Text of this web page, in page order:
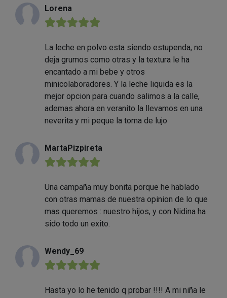
Lorena
★★★★★
La leche en polvo esta siendo estupenda, no
deja grumos como otras y la textura le ha
encantado a mi bebe y otros
minicolaboradores. Y la leche liquida es la
mejor opcion para cuando salimos a la calle,
ademas ahora en veranito la llevamos en una
neverita y mi peque la toma de lujo
MartaPizpireta
★★★★★
Una campaña muy bonita porque he hablado
con otras mamas de nuestra opinion de lo que
mas queremos : nuestro hijos, y con Nidina ha
sido todo un exito.
Wendy_69
★★★★★
Hasta yo lo he tenido q probar !!!! A mi niña le